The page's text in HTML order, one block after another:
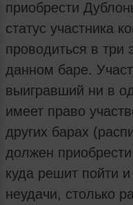
приобрести
статус участника
проводиться в три
данном баре.
выигравший ни в
имеет право
других барах
должен
куда решит пойти
неудачи, столько